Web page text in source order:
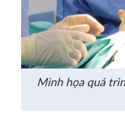
Minh họa quá